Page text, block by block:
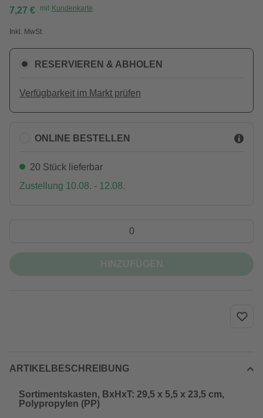
7,27 € mit Kundenkarte
Inkl. MwSt.
RESERVIEREN & ABHOLEN
Verfügbarkeit im Markt prüfen
ONLINE BESTELLEN
20 Stück lieferbar
Zustellung 10.08. - 12.08.
ARTIKELBESCHREIBUNG
Sortimentskasten, BxHxT: 29,5 x 5,5 x 23,5 cm,
Polypropylen (PP)